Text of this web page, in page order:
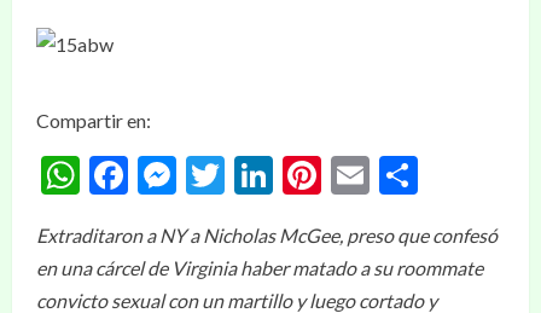
Compartir en:
WhatsApp
Facebook
Messenger
Twitter
LinkedIn
Pinterest
Email
Extraditaron a NY a Nicholas McGee, preso que confesó
en una cárcel de Virginia haber matado a su roommate
convicto sexual con un martillo y luego cortado y